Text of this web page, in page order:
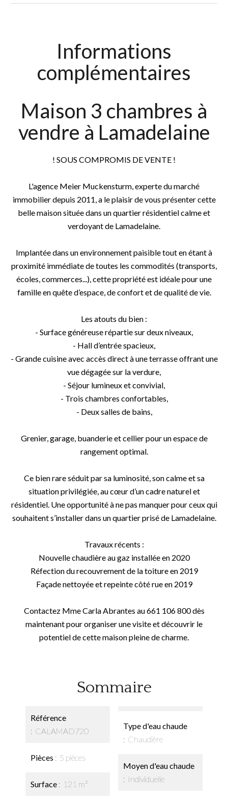
Informations
complémentaires
Maison 3 chambres à
vendre à Lamadelaine
! SOUS COMPROMIS DE VENTE !
L'agence Meier Muckensturm, experte du marché
immobilier depuis 2011, a le plaisir de vous présenter cette
belle maison située dans un quartier résidentiel calme et
verdoyant de Lamadelaine.
Implantée dans un environnement paisible tout en étant à
proximité immédiate de toutes les commodités (transports,
écoles, commerces...), cette propriété est idéale pour une
famille en quête d’espace, de confort et de qualité de vie.
Les atouts du bien :
- Surface généreuse répartie sur deux niveaux,
- Hall d’entrée spacieux,
- Grande cuisine avec accès direct à une terrasse offrant une
vue dégagée sur la verdure,
- Séjour lumineux et convivial,
- Trois chambres confortables,
- Deux salles de bains,
Grenier, garage, buanderie et cellier pour un espace de
rangement optimal.
Ce bien rare séduit par sa luminosité, son calme et sa
situation privilégiée, au cœur d’un cadre naturel et
résidentiel. Une opportunité à ne pas manquer pour ceux qui
souhaitent s’installer dans un quartier prisé de Lamadelaine.
Travaux récents :
Nouvelle chaudière au gaz installée en 2020
Réfection du recouvrement de la toiture en 2019
Façade nettoyée et repeinte côté rue en 2019
Contactez Mme Carla Abrantes au 661 106 800 dès
maintenant pour organiser une visite et découvrir le
potentiel de cette maison pleine de charme.
Sommaire
Référence
CALAMAD720
Pièces 5 pièces
Surface 121 m²
Type d'eau chaude
Chaudière
Moyen d'eau chaude
Individuelle